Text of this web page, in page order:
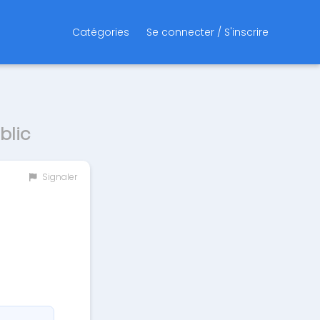
Catégories Se connecter / S'inscrire
Signaler